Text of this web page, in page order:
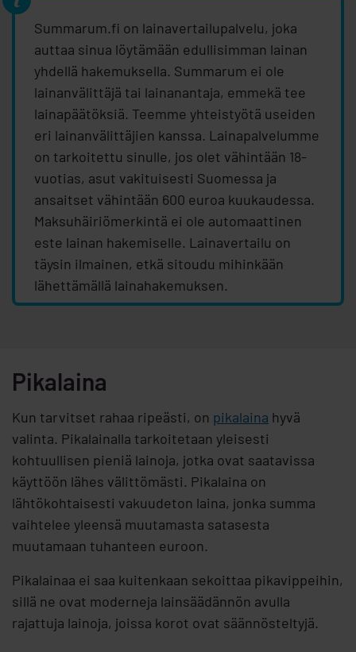
Summarum.fi on lainavertailupalvelu, joka
auttaa sinua löytämään edullisimman lainan
yhdellä hakemuksella. Summarum ei ole
lainanvälittäjä tai lainanantaja, emmekä tee
lainapäätöksiä. Teemme yhteistyötä useiden
eri lainanvälittäjien kanssa. Lainapalvelumme
on tarkoitettu sinulle, jos olet vähintään 18-
vuotias, asut vakituisesti Suomessa ja
ansaitset vähintään 600 euroa kuukaudessa.
Maksuhäiriömerkintä ei ole automaattinen
este lainan hakemiselle. Lainavertailu on
täysin ilmainen, etkä sitoudu mihinkään
lähettämällä lainahakemuksen.
Pikalaina
Kun tarvitset rahaa ripeästi, on pikalaina hyvä
valinta. Pikalainalla tarkoitetaan yleisesti
kohtuullisen pieniä lainoja, jotka ovat saatavissa
käyttöön lähes välittömästi. Pikalaina on
lähtökohtaisesti vakuudeton laina, jonka summa
vaihtelee yleensä muutamasta satasesta
muutamaan tuhanteen euroon.
Pikalainaa ei saa kuitenkaan sekoittaa pikavippeihin,
sillä ne ovat moderneja lainsäädännön avulla
rajattuja lainoja, joissa korot ovat säännösteltyjä.